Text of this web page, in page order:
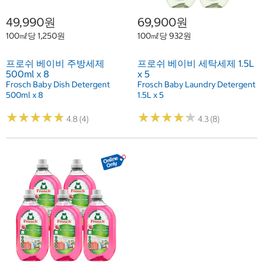
49,990원
100㎖당 1,250원
프로쉬 베이비 주방세제
500ml x 8
Frosch Baby Dish Detergent
500ml x 8
★★★★★
★★★★★ 4.8 (4)
69,900원
100㎖당 932원
프로쉬 베이비 세탁세제 1.5L
x 5
Frosch Baby Laundry Detergent
1.5L x 5
★★★★★
★★★★★ 4.3 (8)